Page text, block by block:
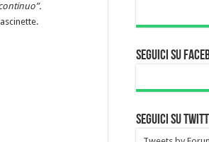
Seguici su
Seguici su